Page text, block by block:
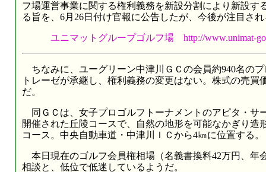
フ場運営事業に関する権利義務を新設分割により新設す
る旨を、6月26日付け官報に公告したが、今後が注目さ
ユニマットグループゴルフ場 http://www.unimat-
ちなみに、ユーグリーン中津川ＧＣの会員約940名の
トレーゼが承継し、権利義務の変更はない。株式の売
だ。
同ＧＣは、女子プロゴルフトーナメントのアピタ・サ
開催された丘陵コースで、自然の地形を可能なかぎり造
コース。中央自動車道・中津川ＩＣから4㎞に位置する。
本日現在のゴルフ会員権相場（名義書換料42万円、年
相談と、低位で低迷しているようだ。